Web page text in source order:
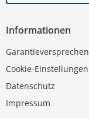
Informationen
Garantieversprechen
Cookie-Einstellungen
Datenschutz
Impressum